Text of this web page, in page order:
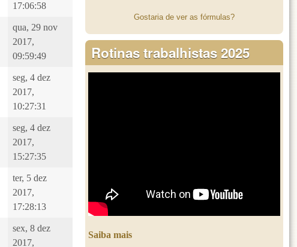
17:06:58
qua, 29 nov
2017,
09:59:49
seg, 4 dez
2017,
10:27:31
seg, 4 dez
2017,
15:27:35
ter, 5 dez
2017,
17:28:13
sex, 8 dez
2017,
Gostaria de ver as fórmulas?
Rotinas trabalhistas 2025
Saiba mais